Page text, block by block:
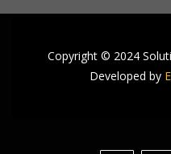
Copyright © 2024
Developed by